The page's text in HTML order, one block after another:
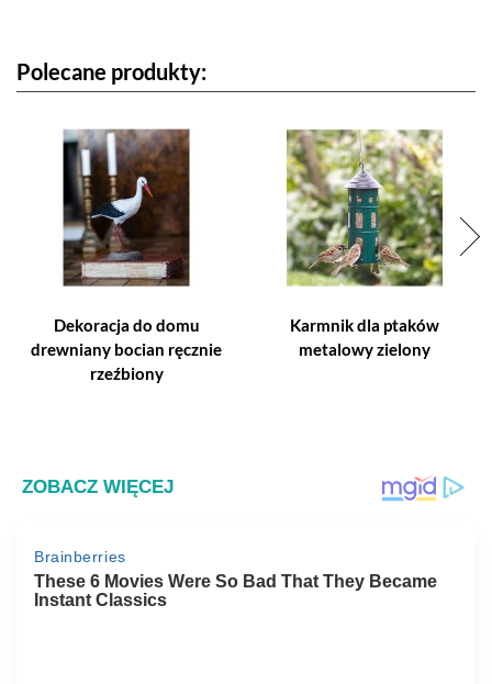
Polecane produkty:
Dekoracja do domu
drewniany bocian ręcznie
rzeźbiony
Karmnik dla ptaków
metalowy zielony